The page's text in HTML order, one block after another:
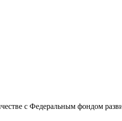
с Федеральным фондом